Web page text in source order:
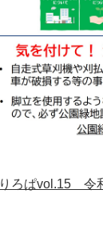
りろぱvol.15 令